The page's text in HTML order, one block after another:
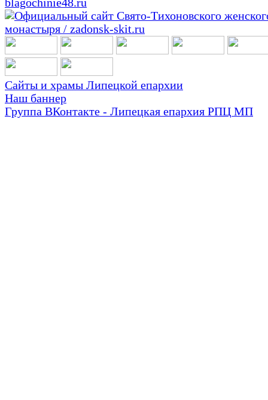
Сайты и храмы Липецкой епархии
Наш баннер
Группа ВКонтакте - Липецкая епархия РПЦ МП